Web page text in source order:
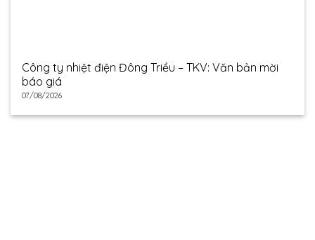
Công ty nhiệt điện Đông Triều – TKV: Văn bản mời
báo giá
07/08/2026